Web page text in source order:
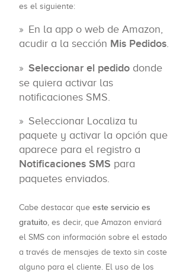
es el siguiente:
En la app o web de Amazon,
acudir a la sección Mis Pedidos
Seleccionar el pedido donde
se quiera activar las
notificaciones SMS.
Seleccionar Localiza tu
paquete y activar la opción que
aparece para el registro a
Notificaciones SMS para
paquetes enviados.
Cabe destacar que este servicio es
gratuito , es decir, que Amazon enviará
el SMS con información sobre el estado
a través de mensajes de texto sin coste
alguno para el cliente. El uso de los